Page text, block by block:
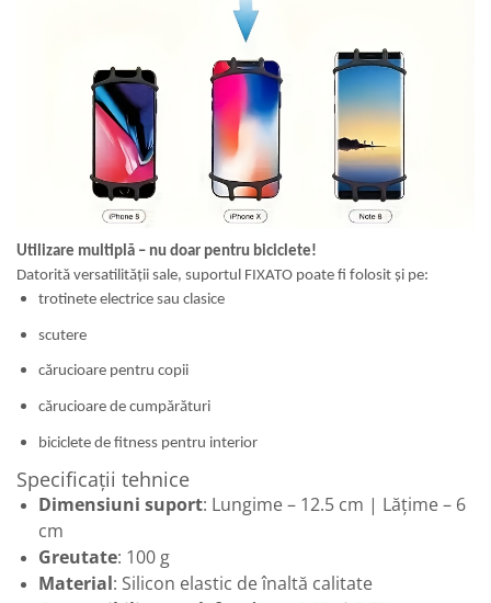
Utilizare multiplă – nu doar pentru biciclete!
Datorită versatilității sale, suportul FIXATO poate fi folosit și pe:
trotinete electrice sau clasice
scutere
cărucioare pentru copii
cărucioare de cumpărături
biciclete de fitness pentru interior
Specificații tehnice
Dimensiuni suport: Lungime – 12.5 cm | Lățime – 6
cm
Greutate: 100 g
Material: Silicon elastic de înaltă calitate